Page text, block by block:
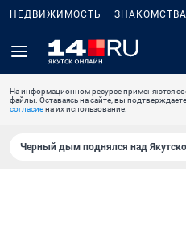
НЕДВИЖИМОСТЬ ЗНАКОМСТВА
На информационном ресурсе применяются
файлы. Оставаясь на сайте, вы
согласиена их использование.
Черный дым поднялся над